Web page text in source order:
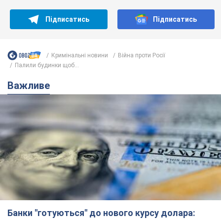
Підписатись Підписатись
Кримінальні новини
Війна проти Росії
Палили будинки щоб...
Важливе
Банки "готуються" до нового курсу долара: